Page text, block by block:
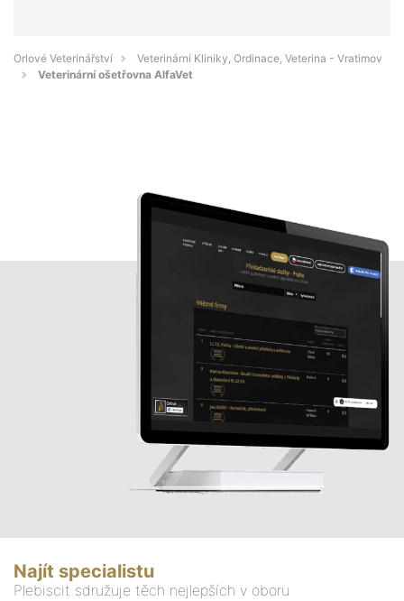
Orlové Veterinářství
Veterinární Kliniky, Ordinace, Veterina - Vratimov
Veterinární ošetřovna AlfaVet
Najít specialistu
Plebiscit sdružuje těch nejlepších v oboru